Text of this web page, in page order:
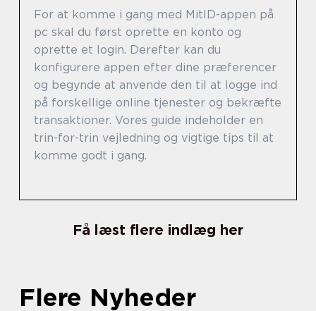
For at komme i gang med MitID-appen på
pc skal du først oprette en konto og
oprette et login. Derefter kan du
konfigurere appen efter dine præferencer
og begynde at anvende den til at logge ind
på forskellige online tjenester og bekræfte
transaktioner. Vores guide indeholder en
trin-for-trin vejledning og vigtige tips til at
komme godt i gang.
Få læst flere indlæg her
Flere Nyheder